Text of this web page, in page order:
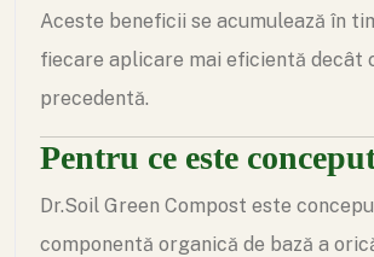
Aceste beneficii se acumulează în
fiecare aplicare mai eficientă decât
precedentă.
Pentru ce este
Dr.Soil Green Compost este
componentă organică de bază a